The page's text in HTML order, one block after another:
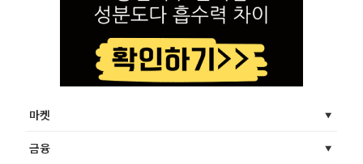
마켓
금융